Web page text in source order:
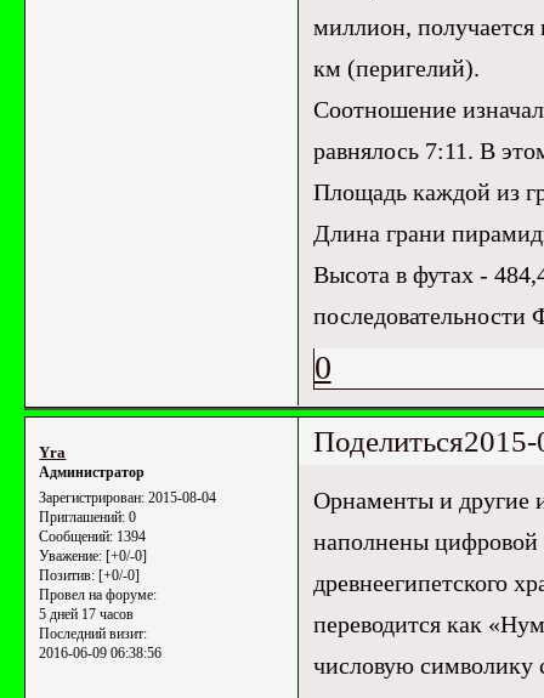
миллион,
км (перигелий).
Соотношение
равнялось 7:11. В
Площадь каждой из
Длина грани
Высота в футах -
0
Поделиться
Yrа
Администратор
Зарегистрирован: 2015-08-04
Приглашений: 0
Сообщений: 1394
Уважение: [+0/-0]
Позитив: [+0/-0]
Провел на форуме:
5 дней 17 часов
Последний визит:
2016-06-09 06:38:56
Орнаменты и другие
наполнены цифровой
древнеегипетского
переводится как
числовую символику